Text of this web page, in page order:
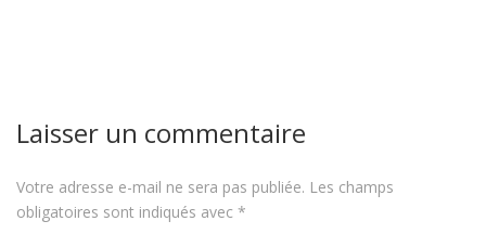
Laisser un commentaire
Votre adresse e-mail ne sera pas publiée. Les champs
obligatoires sont indiqués avec *